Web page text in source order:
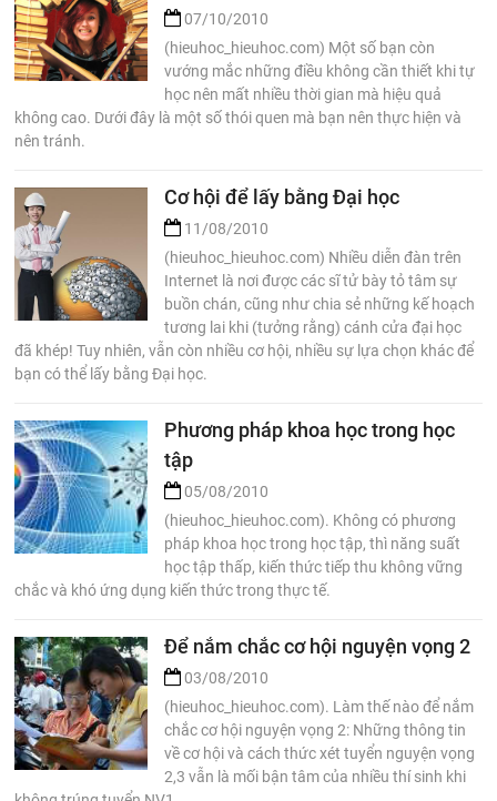
07/10/2010
(hieuhoc_hieuhoc.com) Một số bạn còn
vướng mắc những điều không cần thiết khi tự
học nên mất nhiều thời gian mà hiệu quả
không cao. Dưới đây là một số thói quen mà bạn nên thực hiện và
nên tránh.
Cơ hội để lấy bằng Đại học
11/08/2010
(hieuhoc_hieuhoc.com) Nhiều diễn đàn trên
Internet là nơi được các sĩ tử bày tỏ tâm sự
buồn chán, cũng như chia sẻ những kế hoạch
tương lai khi (tưởng rằng) cánh cửa đại học
đã khép! Tuy nhiên, vẫn còn nhiều cơ hội, nhiều sự lựa chọn khác để
bạn có thể lấy bằng Đại học.
Phương pháp khoa học trong học
tập
05/08/2010
(hieuhoc_hieuhoc.com). Không có phương
pháp khoa học trong học tập, thì năng suất
học tập thấp, kiến thức tiếp thu không vững
chắc và khó ứng dụng kiến thức trong thực tế.
Để nắm chắc cơ hội nguyện vọng 2
03/08/2010
(hieuhoc_hieuhoc.com). Làm thế nào để nắm
chắc cơ hội nguyện vọng 2: Những thông tin
về cơ hội và cách thức xét tuyển nguyện vọng
2,3 vẫn là mối bận tâm của nhiều thí sinh khi